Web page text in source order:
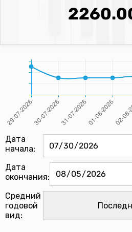
Дата
начала:
Дата
окончания:
Средний
годовой
вид: